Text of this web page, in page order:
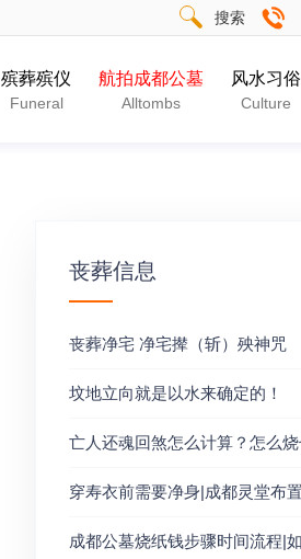
搜索
殡葬殡仪
Funeral
航拍成都公墓
Alltombs
风水习俗
Culture
丧葬信息
丧葬净宅 净宅撵（斩）殃神咒
坟地立向就是以水来确定的！